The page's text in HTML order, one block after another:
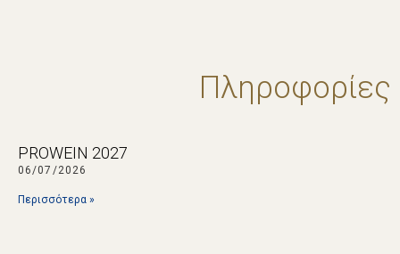
Πληροφορίες
PROWEIN 2027
06/07/2026
Περισσότερα »